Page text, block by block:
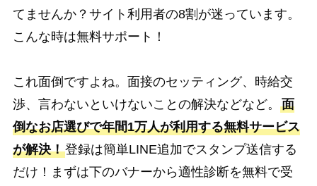
てませんか？サイト利用者の8割が迷っています。
こんな時は無料サポート！
これ面倒ですよね。面接のセッティング、時給交
渉、言わないといけないことの解決などなど。 面
倒なお店選びで年間1万人が利用する無料サービス
が解決！登録は簡単LINE追加でスタンプ送信する
だけ！まずは下のバナーから適性診断を無料で受